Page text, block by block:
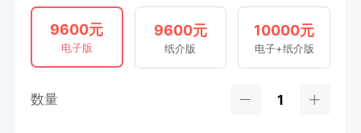
9600元
电子版
9600元
纸介版
10000元
电子+纸介版
数量